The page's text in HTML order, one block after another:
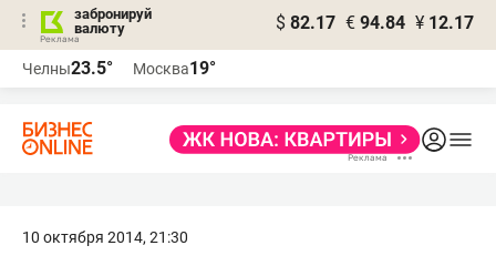
забронируй
валюту
$ 82.17 € 94.84 ¥ 12.17
Челны23.5° Москва19°
10 октября 2014, 21:30